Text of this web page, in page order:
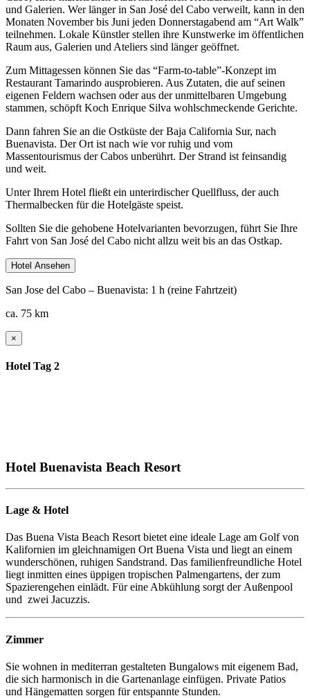
und Galerien. Wer länger in San José del Cabo verweilt, kann in den
Monaten November bis Juni jeden Donnerstagabend am “Art Walk”
teilnehmen. Lokale Künstler stellen ihre Kunstwerke im öffentlichen
Raum aus, Galerien und Ateliers sind länger geöffnet.
Zum Mittagessen können Sie das “Farm-to-table”-Konzept im
Restaurant Tamarindo ausprobieren. Aus Zutaten, die auf seinen
eigenen Feldern wachsen oder aus der unmittelbaren Umgebung
stammen, schöpft Koch Enrique Silva wohlschmeckende Gerichte.
Dann fahren Sie an die Ostküste der Baja California Sur, nach
Buenavista. Der Ort ist nach wie vor ruhig und vom
Massentourismus der Cabos unberührt. Der Strand ist feinsandig
und weit.
Unter Ihrem Hotel fließt ein unterirdischer Quellfluss, der auch
Thermalbecken für die Hotelgäste speist.
Sollten Sie die gehobene Hotelvarianten bevorzugen, führt Sie Ihre
Fahrt von San José del Cabo nicht allzu weit bis an das Ostkap.
Hotel Ansehen
San Jose del Cabo – Buenavista: 1 h (reine Fahrtzeit)
ca. 75 km
×
Hotel Tag 2
Hotel Buenavista Beach Resort
Lage & Hotel
Das Buena Vista Beach Resort bietet eine ideale Lage am Golf von
Kalifornien im gleichnamigen Ort Buena Vista und liegt an einem
wunderschönen, ruhigen Sandstrand. Das familienfreundliche Hotel
liegt inmitten eines üppigen tropischen Palmengartens, der zum
Spazierengehen einlädt. Für eine Abkühlung sorgt der Außenpool
und zwei Jacuzzis.
Zimmer
Sie wohnen in mediterran gestalteten Bungalows mit eigenem Bad,
die sich harmonisch in die Gartenanlage einfügen. Private Patios
und Hängematten sorgen für entspannte Stunden.